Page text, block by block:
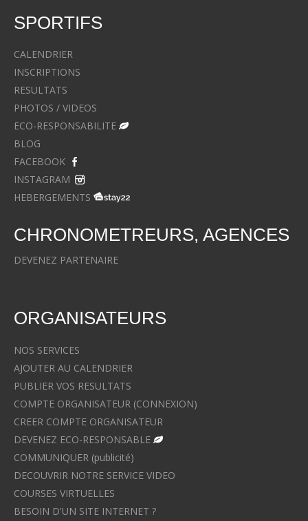
SPORTIFS
CALENDRIER
INSCRIPTIONS
RESULTATS
PHOTOS / VIDEOS
ECO-RESPONSABILITE
BLOG
FACEBOOK
INSTAGRAM
HEBERGEMENTS
CHRONOMETREURS, AGENCES
DEVENEZ PARTENAIRE
ORGANISATEURS
NOS SERVICES
AJOUTER AU CALENDRIER
PUBLIER VOS RESULTATS
COMPTE ORGANISATEUR (CONNEXION)
CREER COMPTE ORGANISATEUR
DEVENEZ ECO-RESPONSABLE
COMMUNIQUER (publicité)
DECOUVRIR NOTRE SERVICE VIDEO
COURSES VIRTUELLES
BESOIN D'UN SITE INTERNET ?